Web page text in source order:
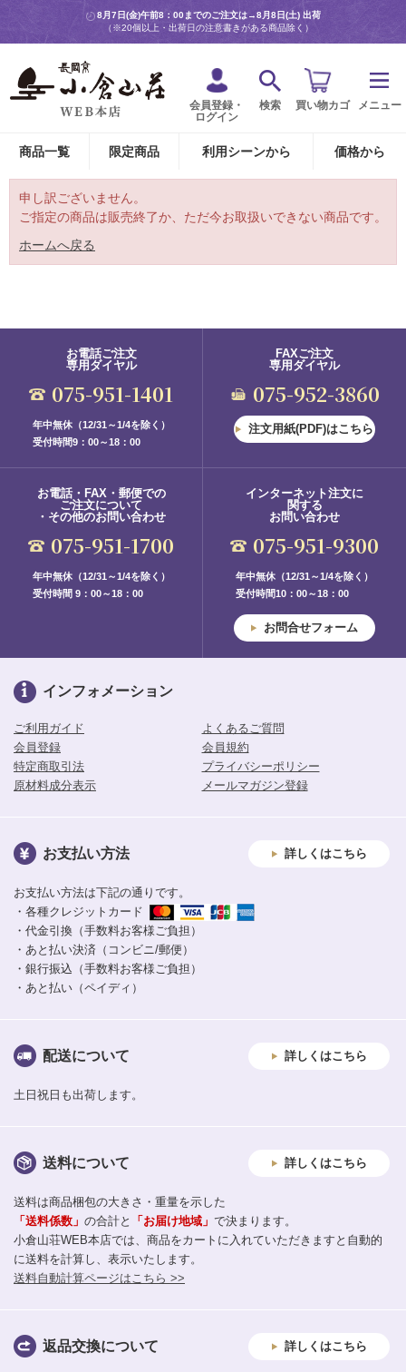
8月7日(金)午前8：00までのご注文は→8月8日(土) 出荷
（※20個以上・出荷日の注意書きがある商品除く）
会員登録・
ログイン
検索 買い物カゴ メニュー
商品一覧 限定商品 利用シーンから 価格から
申し訳ございません。
ご指定の商品は販売終了か、ただ今お取扱いできない商品です。
ホームへ戻る
お電話ご注文
専用ダイヤル
075-951-1401
年中無休（12/31～1/4を除く）
受付時間9：00～18：00
FAXご注文
専用ダイヤル
075-952-3860
注文用紙(PDF)はこちら
お電話・FAX・郵便での
ご注文について
・その他のお問い合わせ
075-951-1700
年中無休（12/31～1/4を除く）
受付時間 9：00～18：00
インターネット注文に
関する
お問い合わせ
075-951-9300
年中無休（12/31～1/4を除く）
受付時間10：00～18：00
お問合せフォーム
インフォメーション
ご利用ガイド
よくあるご質問
会員登録
会員規約
特定商取引法
プライバシーポリシー
原材料成分表示
メールマガジン登録
お支払い方法 詳しくはこちら
お支払い方法は下記の通りです。
・各種クレジットカード
・代金引換（手数料お客様ご負担）
・あと払い決済（コンビニ/郵便）
・銀行振込（手数料お客様ご負担）
・あと払い（ペイディ）
配送について 詳しくはこちら
土日祝日も出荷します。
送料について 詳しくはこちら
送料は商品梱包の大きさ・重量を示した
「送料係数」 の合計と 「お届け地域」 で決まります。
小倉山荘WEB本店では、商品をカートに入れていただきますと自動的
に送料を計算し、表示いたします。
送料自動計算ページはこちら >>
返品交換について 詳しくはこちら